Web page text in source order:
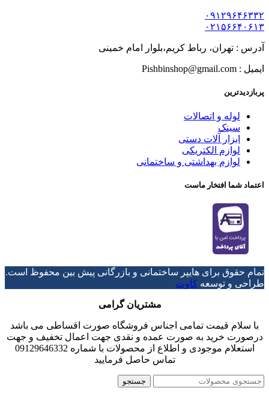
۰۹۱۲۹۶۴۶۳۳۲
۰۲۱۵۶۶۴۰۶۱۳
آدرس : تهران، رباط کریم،بلوار امام خمینی
ایمیل : Pishbinshop@gmail.com
پربازدیدترین
لوله و اتصالات
سینک
ابزار آلات دستی
لوازم الکتریکی
لوازم بهداشتی و ساختمانی
اعتماد شما افتخار ماست
تمام حقوق برای هایپر ساختمانی و بازرگانی پیش بین محفوظ است.
طراحی و توسعه کاوت
مشتریان گرامی
با سلام قیمت تمامی اجناس فروشگاه صورت اقساطی می باشد
درصورت خرید به صورت عمده و نقدی جهت اعمال تخفیف و جهت
استعلام موجودی و اطلاع از محصولات با شماره 09129646332
تماس حاصل فرمایید
جستجو